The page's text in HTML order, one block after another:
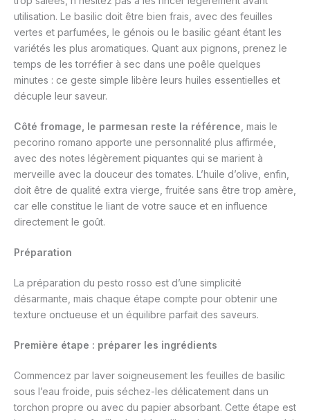
utilisation. Le basilic doit être bien frais, avec des feuilles
vertes et parfumées, le génois ou le basilic géant étant les
variétés les plus aromatiques. Quant aux pignons, prenez le
temps de les torréfier à sec dans une poêle quelques
minutes : ce geste simple libère leurs huiles essentielles et
décuple leur saveur.
Côté fromage, le parmesan reste la référence , mais le
pecorino romano apporte une personnalité plus affirmée,
avec des notes légèrement piquantes qui se marient à
merveille avec la douceur des tomates. L’huile d’olive, enfin,
doit être de qualité extra vierge, fruitée sans être trop amère,
car elle constitue le liant de votre sauce et en influence
directement le goût.
Préparation
La préparation du pesto rosso est d’une simplicité
désarmante, mais chaque étape compte pour obtenir une
texture onctueuse et un équilibre parfait des saveurs.
Première étape : préparer les ingrédients
Commencez par laver soigneusement les feuilles de basilic
sous l’eau froide, puis séchez-les délicatement dans un
torchon propre ou avec du papier absorbant. Cette étape est